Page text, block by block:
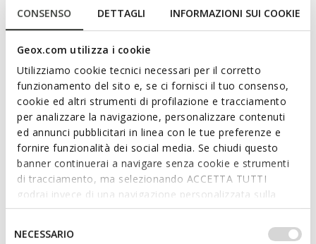
CONSENSO DETTAGLI INFORMAZIONI SUI COOKIE
Geox.com utilizza i cookie
Utilizziamo cookie tecnici necessari per il corretto
funzionamento del sito e, se ci fornisci il tuo consenso,
cookie ed altri strumenti di profilazione e tracciamento
per analizzare la navigazione, personalizzare contenuti
ed annunci pubblicitari in linea con le tue preferenze e
fornire funzionalità dei social media. Se chiudi questo
banner continuerai a navigare senza cookie e strumenti
di tracciamento, ma selezionando ACCETTA TUTTI
godrai invece di una navigazione personalizzata sulla
base dei tuoi gusti ed interessi. Selezionando
IMPOSTAZIONI potrai anche scegliere quali cookies ed
altri strumenti di tracciamento autorizzare. Per maggiori
NECESSARIO
Chaussures bout renforcé
de55,00€ 2 COULEURS
PRÉPAREZ-LE AVEC STYLE À UNE NOUVELLE
JOURNÉE SUR LES BANCS DE L’ÉCOLE
Pour vivre une longue journée sur les bancs de l’école, les
enfants ont besoin de modèles de chaussures en mesure de